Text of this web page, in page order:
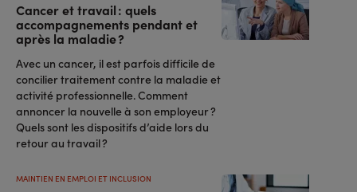
Cancer et travail : quels
accompagnements pendant et
après la maladie ?
Avec un cancer, il est parfois difficile de
concilier traitement contre la maladie et
activité professionnelle. Comment
annoncer la nouvelle à son employeur ?
Quels sont les dispositifs d’aide lors du
retour au travail ?
MAINTIEN EN EMPLOI ET INCLUSION